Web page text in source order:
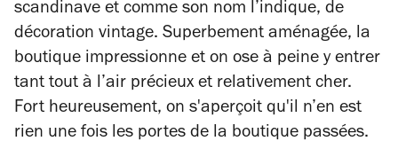
scandinave et comme son nom l’indique, de
décoration vintage. Superbement aménagée, la
boutique impressionne et on ose à peine y entrer
tant tout à l’air précieux et relativement cher.
Fort heureusement, on s'aperçoit qu'il n’en est
rien une fois les portes de la boutique passées.